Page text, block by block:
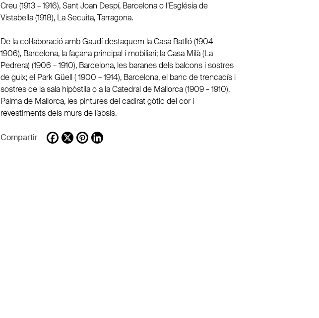
Creu (1913 – 1916), Sant Joan Despí, Barcelona o l’Església de
Vistabella (1918), La Secuita, Tarragona.
De la col·laboració amb Gaudí destaquem la Casa Batlló (1904 –
1906), Barcelona, la façana principal i mobiliari; la Casa Milà (La
Pedrera) (1906 – 1910), Barcelona, les baranes dels balcons i sostres
de guix; el Park Güell ( 1900 – 1914), Barcelona, el banc de trencadís i
sostres de la sala hipòstila o a la Catedral de Mallorca (1909 – 1910),
Palma de Mallorca, les pintures del cadirat gòtic del cor i
revestiments dels murs de l’absis.
Compartir Facebook
X Pinterest